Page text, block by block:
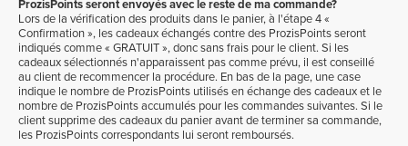
ProzisPoints seront envoyés avec le reste de ma commande?
Lors de la vérification des produits dans le panier, à l'étape 4 «
Confirmation », les cadeaux échangés contre des ProzisPoints seront
indiqués comme « GRATUIT », donc sans frais pour le client. Si les
cadeaux sélectionnés n'apparaissent pas comme prévu, il est conseillé
au client de recommencer la procédure. En bas de la page, une case
indique le nombre de ProzisPoints utilisés en échange des cadeaux et le
nombre de ProzisPoints accumulés pour les commandes suivantes. Si le
client supprime des cadeaux du panier avant de terminer sa commande,
les ProzisPoints correspondants lui seront remboursés.